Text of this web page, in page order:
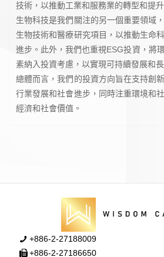
技術，以推動工業和服務業的轉型和提升
生物科技是我們關注的另一個重要領域
生物技術和醫療研究項目，以推動生命
進步。此外，我們也重視ESG投資，將
素納入投資考慮，以實現可持續發展和
總體而言，我們的投資方向旨在支持創
行業發展和社會進步，同時注重環境和
經濟和社會價值。
+886-2-27188009
+886-2-27186650